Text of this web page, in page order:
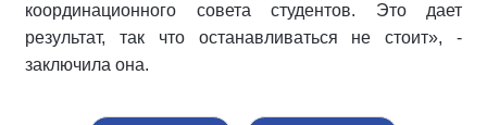
координационного совета студентов. Это дает
результат, так что останавливаться не стоит», -
заключила она.